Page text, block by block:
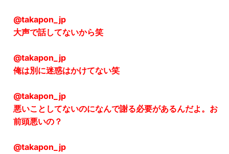
@takapon_jp
大声で話してないから笑
@takapon_jp
俺は別に迷惑はかけてない笑
@takapon_jp
悪いことしてないのになんで謝る必要があるんだよ。お
前頭悪いの？
@takapon_jp